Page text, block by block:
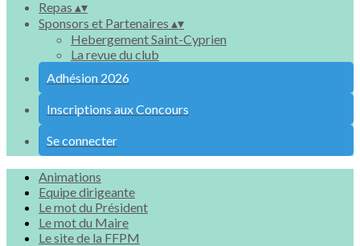
Repas ▴▾
Sponsors et Partenaires ▴▾
Hebergement Saint-Cyprien
La revue du club
Adhésion 2026
Inscriptions aux Concours
Se connecter
Animations
Equipe dirigeante
Le mot du Président
Le mot du Maire
Le site de la FFPM